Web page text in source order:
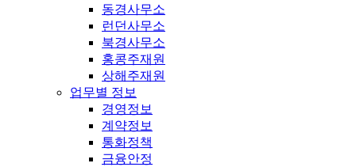
동경사무소
런던사무소
북경사무소
홍콩주재원
상해주재원
업무별 정보
경영정보
계약정보
통화정책
금융안정